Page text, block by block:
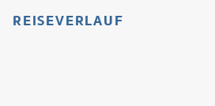
REISEVERLAUF